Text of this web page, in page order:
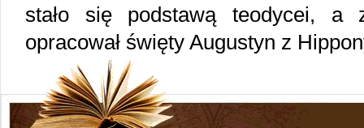
stało się podstawą teodycei, a
opracował święty Augustyn z